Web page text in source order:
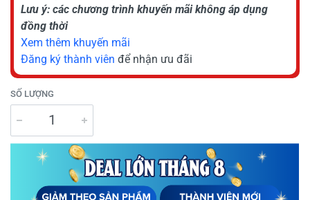
Lưu ý: các chương trình khuyến mãi không áp dụng
đồng thời
Xem thêm khuyến mãi
Đăng ký thành viên để nhận ưu đãi
SỐ LƯỢNG